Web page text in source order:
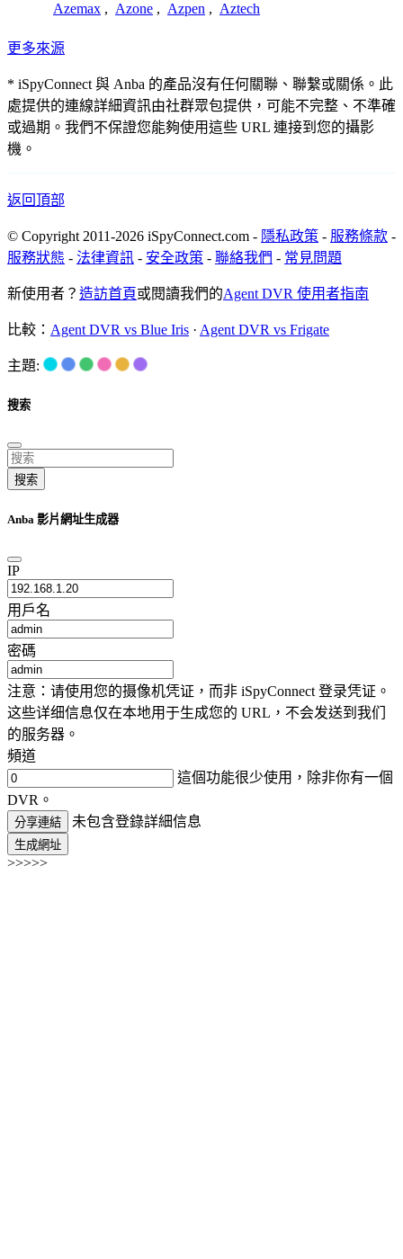
Azemax , Azone , Azpen , Aztech
更多來源
* iSpyConnect 與 Anba 的產品沒有任何關聯、聯繫或關係。此
處提供的連線詳細資訊由社群眾包提供，可能不完整、不準確
或過期。我們不保證您能夠使用這些 URL 連接到您的攝影
機。
返回頂部
© Copyright 2011-2026 iSpyConnect.com - 隱私政策 - 服務條款 -
服務狀態 - 法律資訊 - 安全政策 - 聯絡我們 - 常見問題
新使用者？ 造訪首頁或閱讀我們的Agent DVR 使用者指南
比較： Agent DVR vs Blue Iris · Agent DVR vs Frigate
主題:
搜索
搜索
Anba 影片網址生成器
IP
用戶名
密碼
注意：请使用您的摄像机凭证，而非 iSpyConnect 登录凭证。
这些详细信息仅在本地用于生成您的 URL，不会发送到我们
的服务器。
頻道
這個功能很少使用，除非你有一個
DVR。
分享連結 未包含登錄詳細信息
生成網址
>>>>>